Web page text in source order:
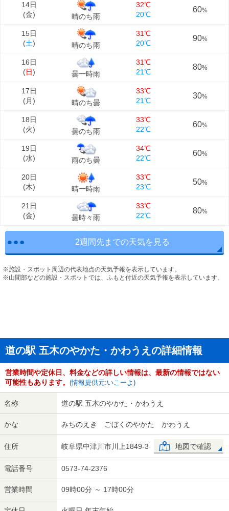
14日
(金) 晴のち雨
32℃
20℃
60%
15日
(土) 晴のち雨
31℃
20℃
90%
16日
(日) 曇一時雨
31℃
21℃
80%
17日
(月) 晴のち曇
33℃
21℃
30%
18日
(火) 曇のち雨
33℃
22℃
60%
19日
(水) 雨のち曇
34℃
22℃
60%
20日
(木) 晴一時雨
33℃
23℃
50%
21日
(金) 曇時々雨
33℃
22℃
80%
2週間先までの天気を見る
※施設・スポット周辺の代表地点の天気予報を表示しています。
※山間部などの施設・スポットでは、ふもと付近の天気予報を表示しています。
道の駅 五木のやかた・かわうえの詳細情報
営業時間や定休日、料金などの詳しい情報は、最新の情報ではない
可能性もあります。 (情報提供元:いこーよ)
名称 道の駅 五木のやかた・かわうえ
かな みちのえき ごぼくのやかた かわうえ
住所 岐阜県中津川市川上1849-3 地図で確認
電話番号 0573-74-2376
営業時間 09時00分 ～ 17時00分